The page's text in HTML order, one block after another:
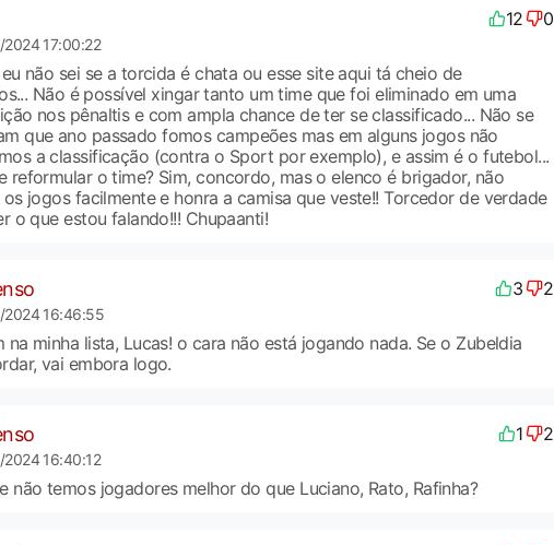
12 0
17:00:22
não sei se a torcida é chata ou esse site aqui tá cheio de
Não é possível xingar tanto um time que foi eliminado em uma
nos pênaltis e com ampla chance de ter se classificado... Não se
que ano passado fomos campeões mas em alguns jogos não
a classificação (contra o Sport por exemplo), e assim é o futebol...
reformular o time? Sim, concordo, mas o elenco é brigador, não
jogos facilmente e honra a camisa que veste!! Torcedor de verdade
o que estou falando!!! Chupaanti!
3 2
2024 16:46:55
na minha lista, Lucas! o cara não está jogando nada. Se o Zubeldia
vai embora logo.
1 2
16:40:12
não temos jogadores melhor do que Luciano, Rato, Rafinha?